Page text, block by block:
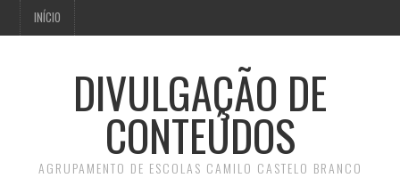
INÍCIO
DIVULGAÇÃO DE
CONTEÚDOS
AGRUPAMENTO DE ESCOLAS CAMILO CASTELO BRANCO